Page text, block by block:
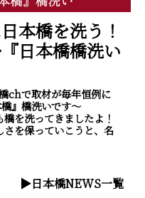
本橋を洗う！
日本橋橋洗い
chで取材が毎年恒例に
』橋洗いです～
を洗ってきましたよ！
さを保っていこうと、名
▶︎日本橋NEWS一覧